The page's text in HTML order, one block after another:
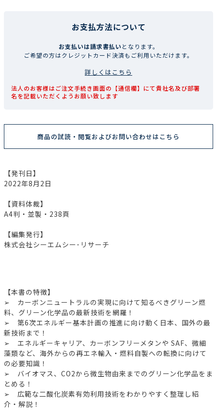
お支払方法について
お支払いは請求書払いとなります。
ご希望の方はクレジットカード決済もご利用いただけます。
詳しくはこちら
法人のお客様はご注文手続き画面の【通信欄】にて貴社名及び部署
名を記載いただくようお願い致します
商品の試読・閲覧およびお問い合わせはこちら
【発刊日】
2022年8月2日
【資料体裁】
A4判・並製・238頁
【編集発行】
株式会社シーエムシー･リサーチ
【本書の特徴】
➢ カーボンニュートラルの実現に向けて知るべきグリーン燃
料、グリーン化学品の最新技術を網羅！
➢ 第6次エネルギー基本計画の推進に向け動く日本、国外の最
新技術まで！
➢ エネルギーキャリア、カーボンフリーメタンや SAF、微細
藻類など、海外からの再エネ輸入・燃料自製への転換に向けて
の必要知識！
➢ バイオマス、CO2から微生物由来までのグリーン化学品をま
とめる！
➢ 広範な二酸化炭素有効利用技術をわかりやすく整理し紹
介・解説！